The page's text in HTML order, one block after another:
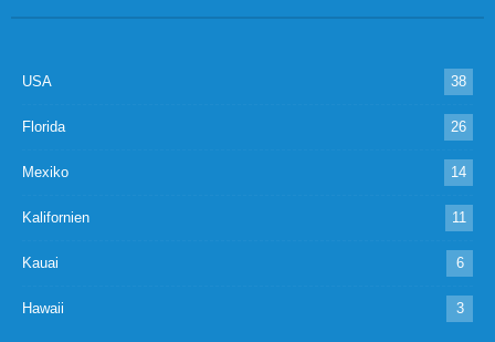
USA 38
Florida 26
Mexiko 14
Kalifornien 11
Kauai 6
Hawaii 3